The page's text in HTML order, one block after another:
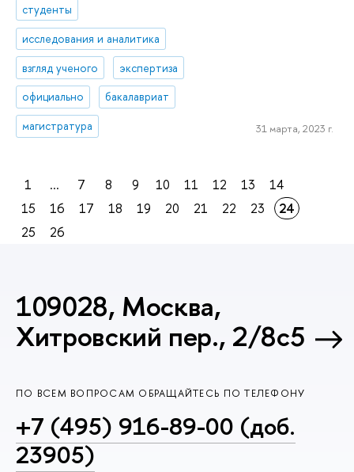
студенты
исследования и аналитика
взгляд ученого
экспертиза
официально
бакалавриат
магистратура
31 марта, 2023 г.
1 ... 7 8 9 10 11 12 13
14
15
16 17 18 19 20 21 22 23
24
25
26
109028, Москва,
Хитровский пер., 2/8с5
ПО ВСЕМ ВОПРОСАМ ОБРАЩАЙТЕСЬ ПО ТЕЛЕФОНУ
+7 (495) 916-89-00 (доб.
23905)